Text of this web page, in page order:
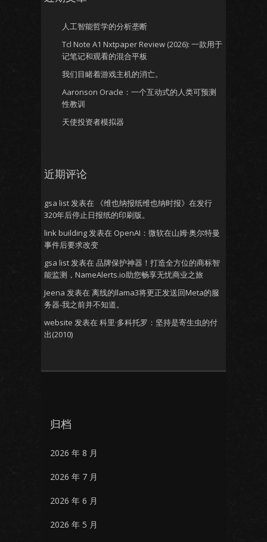
人工智能哲学的分析垄断
Tcl Note A1 Nxtpaper Review (2026): 一款用于
记笔记和观看的混合平板
我们目睹着游戏主机的消亡。
Aaronson Oracle：一个互动式的人类可预测
性教训
天使投资者模拟器
近期评论
gsa list发表在
《维也纳报纸维也纳时报》在发行
320年后停止日报纸的印刷版。
link building发表在 OpenAI：微软在山姆·奥尔特曼
事件后要求改变
gsa list发表在 品牌保护神器！打造全方位的商标智
能监测，NameAlerts.io助您畅享无忧商业之旅
Jeena 发表在 离线的llama3将更正发送回Meta的服
务器-我之前并不知道。
website 发表在 科里·多科托罗：坚持是寄生虫的付
出(2010)
归档
2026 年 8 月
2026 年 7 月
2026 年 6 月
2026 年 5 月